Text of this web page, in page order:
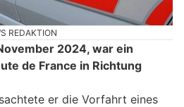
REDAKTION
2024, war ein
de France in Richtung
er die Vorfahrt eines